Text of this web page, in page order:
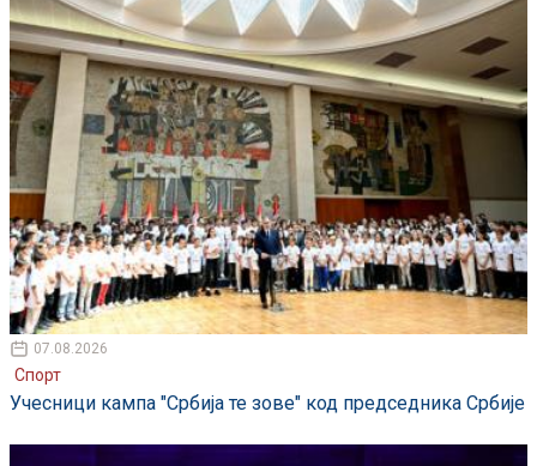
07.08.2026
Спорт
Учесници кампа "Србија те зове" код председника Србије